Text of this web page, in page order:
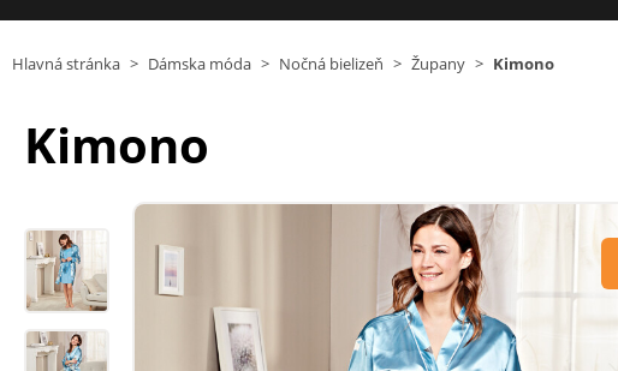
Hlavná stránka > Dámska móda > Nočná bielizeň > Župany > Kimono
Kimono